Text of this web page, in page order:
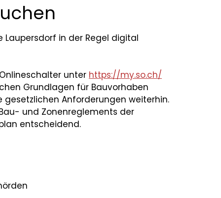
Laupersdorf in der Regel digital
unter https://my.so.ch/
Grundlagen für Bauvorhaben
Anforderungen weiterhin.
und Zonenreglements der
entscheidend.